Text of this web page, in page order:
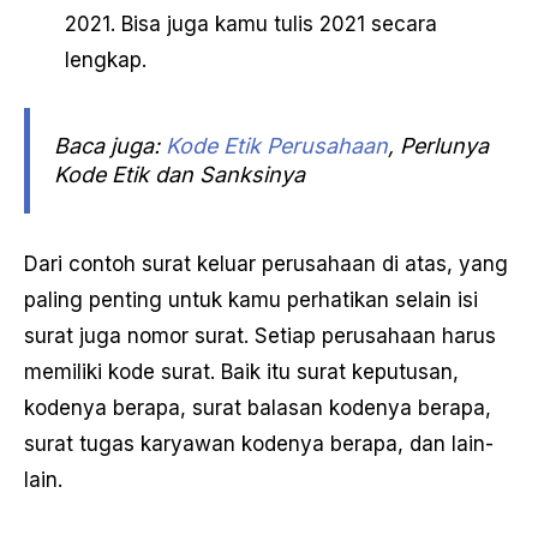
2021. Bisa juga kamu tulis 2021 secara
lengkap.
Baca juga: Kode Etik Perusahaan, Perlunya
Kode Etik dan Sanksinya
Dari contoh surat keluar perusahaan di atas, yang
paling penting untuk kamu perhatikan selain isi
surat juga nomor surat. Setiap perusahaan harus
memiliki kode surat. Baik itu surat keputusan,
kodenya berapa, surat balasan kodenya berapa,
surat tugas karyawan kodenya berapa, dan lain-
lain.